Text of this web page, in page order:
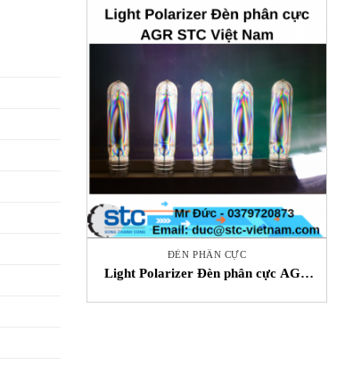
ĐÈN PHÂN CỰC
Light Polarizer Đèn phân cực AGR